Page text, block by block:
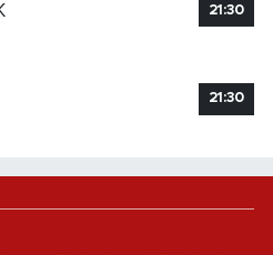
21:30
21:30